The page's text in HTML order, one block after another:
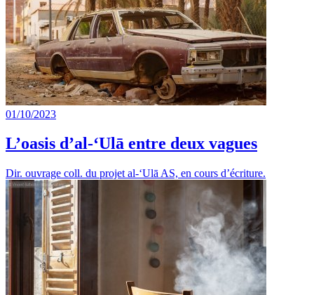
01/10/2023
L’oasis d’al-‘Ulā entre deux vagues
Dir. ouvrage coll. du projet al-‘Ulā AS, en cours d’écriture.